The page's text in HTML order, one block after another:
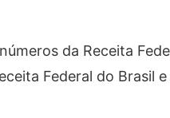
da Receita
Federal do Brasil